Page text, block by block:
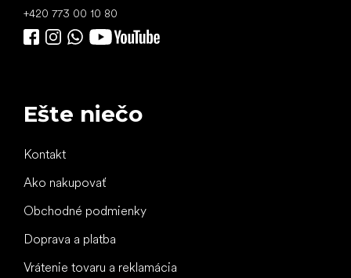
+420 773 00 10 80
Ešte niečo
Kontakt
Ako nakupovať
Obchodné podmienky
Doprava a platba
Vrátenie tovaru a reklamácia